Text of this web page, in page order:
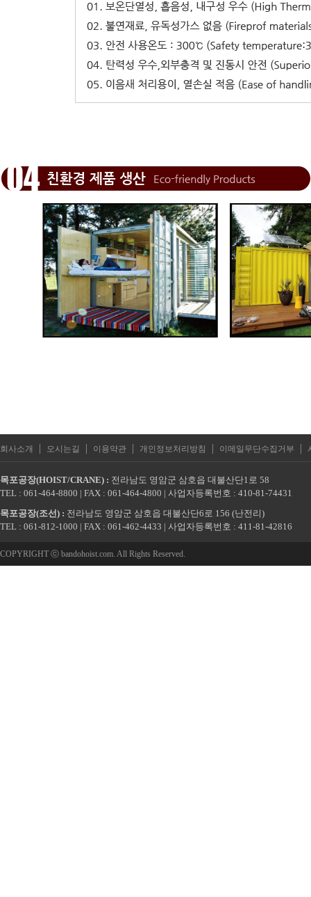
회사소개 | 오시는길 | 이용약관 | 개인정보처리방침 | 이메일무단수집거부 |
목포공장(HOIST/CRANE) : 전라남도 영암군 삼호읍 대불산단1로 58
TEL : 061-464-8800 | FAX : 061-464-4800 | 사업자등록번호 : 410-81-74431
목포공장(조선) : 전라남도 영암군 삼호읍 대불산단6로 156 (난전리)
TEL : 061-812-1000 | FAX : 061-462-4433 | 사업자등록번호 : 411-81-42816
COPYRIGHT ⓒ bandohoist.com. All Rights Reserved.